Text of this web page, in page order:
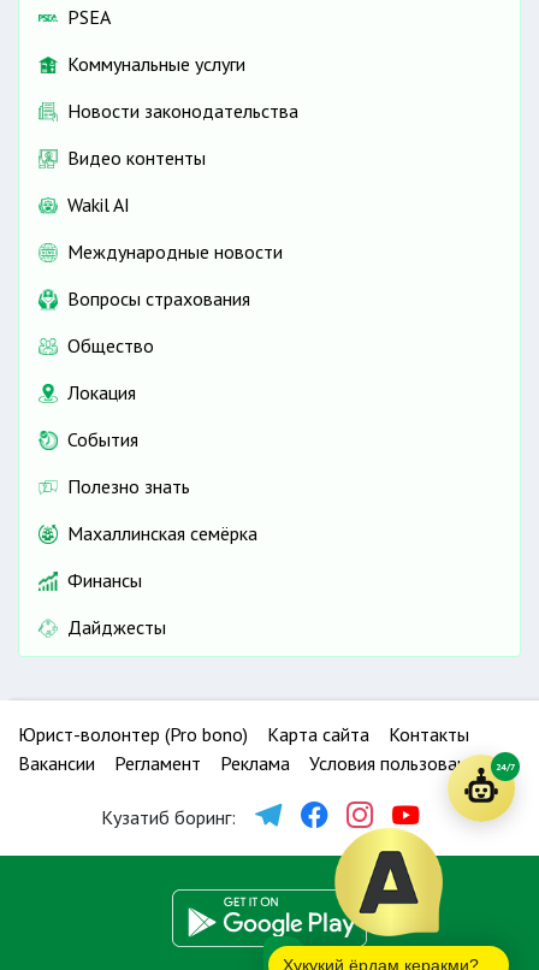
PSEA
Коммунальные услуги
Новости законодательства
Видео контенты
Wakil AI
Международные новости
Вопросы страхования
Общество
Локация
События
Полезно знать
Махаллинская семёрка
Финансы
Дайджесты
Юрист-волонтер (Pro bono) Карта сайта
Контакты
Вакансии
Регламент Реклама Условия пользования
Кузатиб боринг:
Ҳуқуқий ёрдам керакми?
24/7